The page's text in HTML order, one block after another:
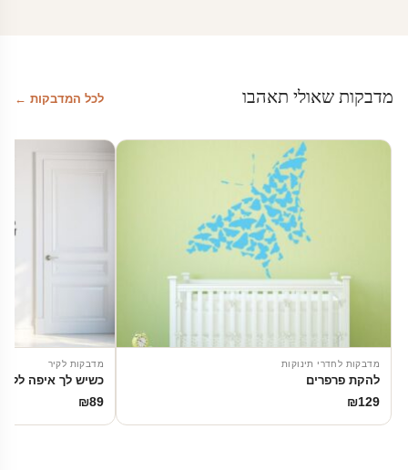
מדבקות שאולי תאהבו לכל המדבקות ←
מדבקות לחדרי תינוקות
להקת פרפרים
₪129
מדבקות לקיר
כשיש לך איפה
₪89